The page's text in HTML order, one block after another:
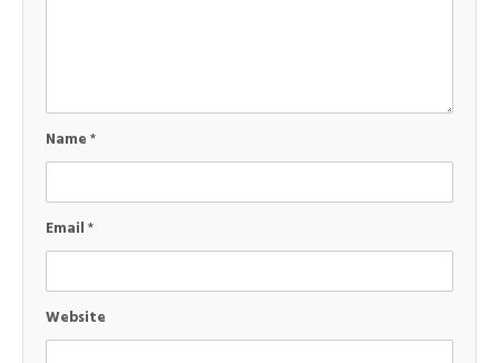
Name*
Email*
Website